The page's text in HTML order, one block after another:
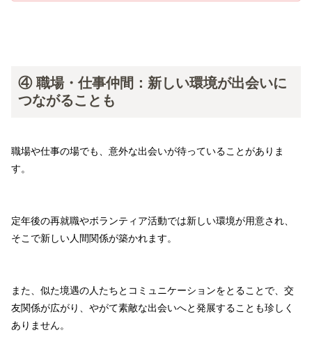
④ 職場・仕事仲間：新しい環境が出会いに
つながることも
職場や仕事の場でも、意外な出会いが待っていることがありま
す。
定年後の再就職やボランティア活動では新しい環境が用意され、
そこで新しい人間関係が築かれます。
また、似た境遇の人たちとコミュニケーションをとることで、交
友関係が広がり、やがて素敵な出会いへと発展することも珍しく
ありません。